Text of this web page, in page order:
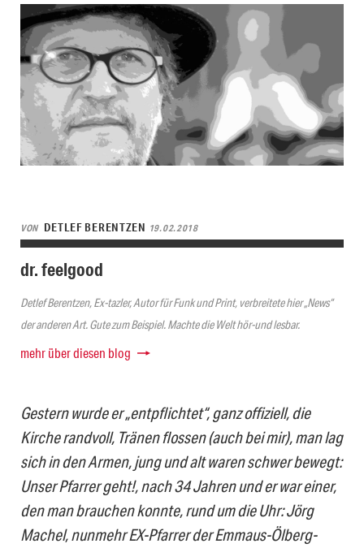
VON DETLEF BERENTZEN 19.02.2018
dr. feelgood
Detlef Berentzen, Ex-tazler, Autor für Funk und Print, verbreitete hier „News“
der anderen Art. Gute zum Beispiel. Machte die Welt hör-und lesbar.
mehr über diesen blog
Gestern wurde er „entpflichtet“, ganz offiziell, die
Kirche randvoll, Tränen flossen (auch bei mir), man lag
sich in den Armen, jung und alt waren schwer bewegt:
Unser Pfarrer geht!, nach 34 Jahren und er war einer,
den man brauchen konnte, rund um die Uhr: Jörg
Machel, nunmehr EX-Pfarrer der Emmaus-Ölberg-